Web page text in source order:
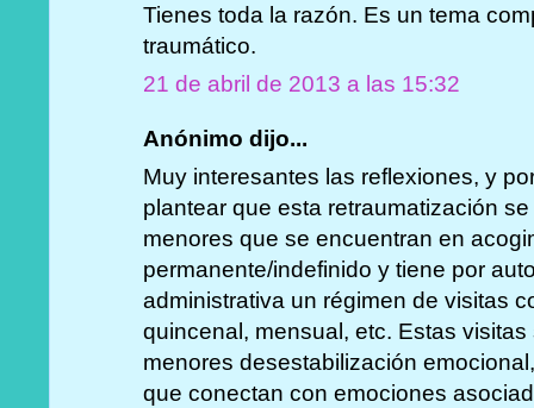
Tienes toda la razón. Es un tema
traumático.
21 de abril de 2013 a las 15:32
Anónimo dijo...
Muy interesantes las reflexiones, y
plantear que esta retraumatización
menores que se encuentran en
permanente/indefinido y tiene por
administrativa un régimen de visitas
quincenal, mensual, etc. Estas
menores desestabilización
que conectan con emociones